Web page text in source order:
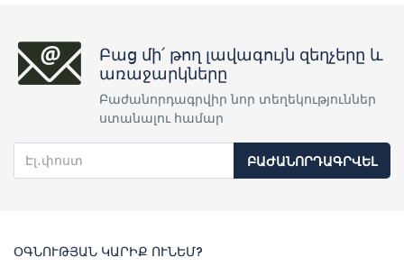
Բաց մի՛ թող լավագույն զեղչերը և
առաջարկները
Բաժանորդագրվիր նոր տեղեկություններ
ստանալու համար
ԲԱԺԱՆՈՐԴԱԳՐՎԵԼ
ՕԳՆՈՒԹՅԱՆ ԿԱՐԻՔ ՈՒՆԵՄ?